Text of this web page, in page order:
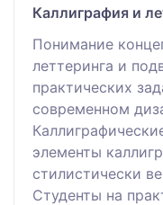
Каллиграфия и
Понимание
леттеринга и
практических
современном
элементы
стилистически
Студенты на